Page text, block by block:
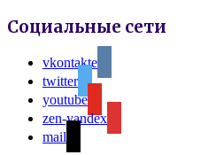
Социальные сети
vkontakte
twitter
youtube
zen-yandex
mail